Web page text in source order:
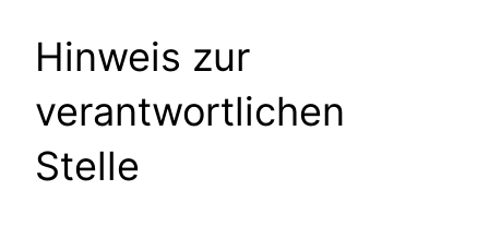
Hinweis zur
verantwortlichen
Stelle